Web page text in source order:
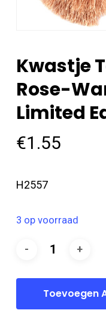
Kwastje
Rose-
Limited
€1.55
H2557
3 op voorraad
Toevoegen